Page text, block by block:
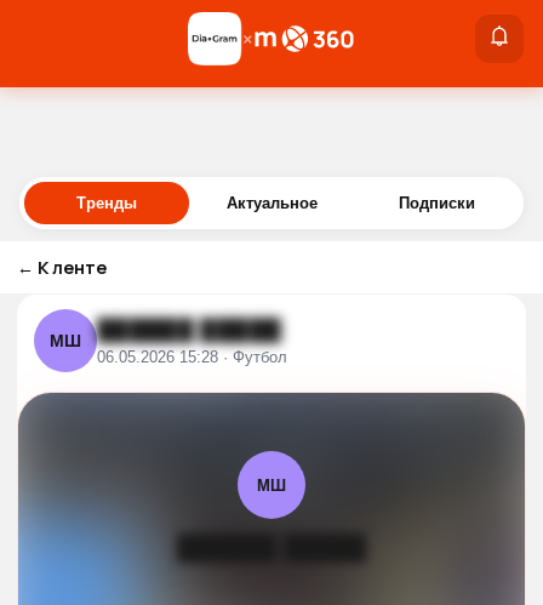
Войти
×
Тренды Актуальное Подписки
← К ленте
МШ ██████ █████
06.05.2026 15:28 · Футбол
МШ